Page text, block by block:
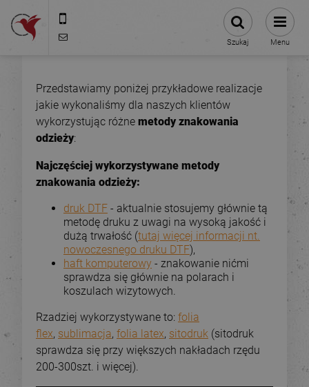
Szukaj Menu
Przedstawiamy poniżej przykładowe realizacje
jakie wykonaliśmy dla naszych klientów
wykorzystując różne metody znakowania
odzieży:
Najczęściej wykorzystywane metody
znakowania odzieży:
druk DTF - aktualnie stosujemy głównie tą
metodę druku z uwagi na wysoką jakość i
dużą trwałość (tutaj więcej informacji nt.
nowoczesnego druku DTF),
haft komputerowy - znakowanie nićmi
sprawdza się głównie na polarach i
koszulach wizytowych.
Rzadziej wykorzystywane to: folia
flex, sublimacja, folia latex, sitodruk (sitodruk
sprawdza się przy większych nakładach rzędu
200-300szt. i więcej).